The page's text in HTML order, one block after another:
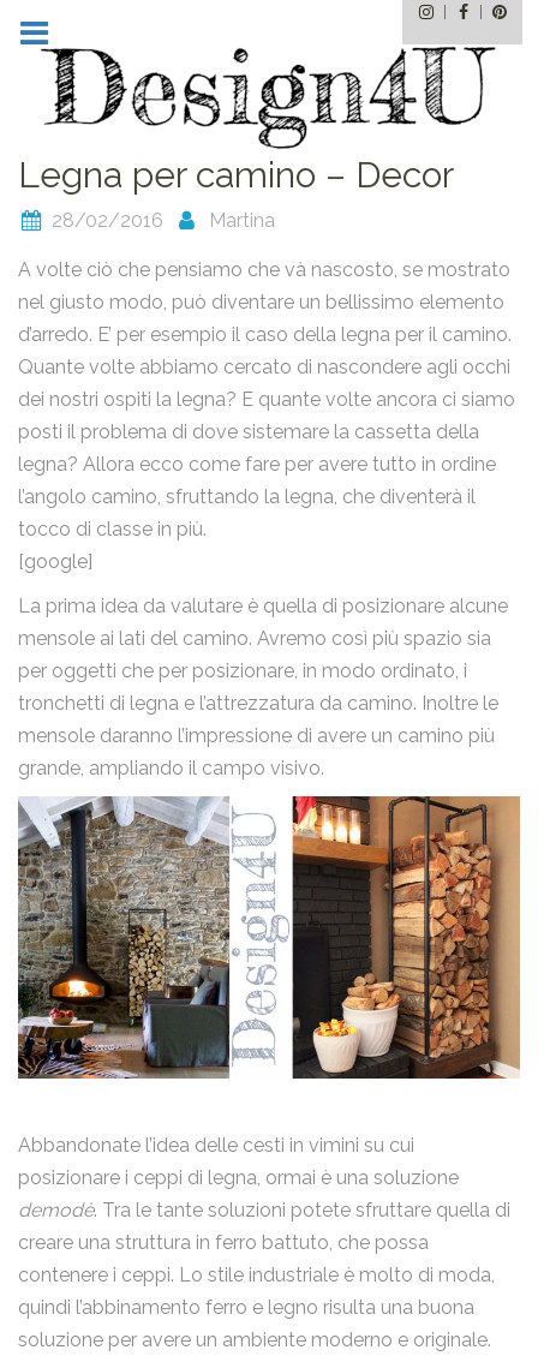
to
content
Instagram
Legna per camino – Decor
28/02/2016 Martina
A volte ciò che pensiamo che và nascosto, se mostrato
nel giusto modo, può diventare un bellissimo elemento
d’arredo. E’ per esempio il caso della legna per il camino.
Quante volte abbiamo cercato di nascondere agli occhi
dei nostri ospiti la legna? E quante volte ancora ci siamo
posti il problema di dove sistemare la cassetta della
legna? Allora ecco come fare per avere tutto in ordine
l’angolo camino, sfruttando la legna, che diventerà il
tocco di classe in più.
[google]
La prima idea da valutare è quella di posizionare alcune
mensole ai lati del camino. Avremo così più spazio sia
per oggetti che per posizionare, in modo ordinato, i
tronchetti di legna e l’attrezzatura da camino. Inoltre le
mensole daranno l’impressione di avere un camino più
grande, ampliando il campo visivo.
Abbandonate l’idea delle cesti in vimini su cui
posizionare i ceppi di legna, ormai è una soluzione
demodè. Tra le tante soluzioni potete sfruttare quella di
creare una struttura in ferro battuto, che possa
contenere i ceppi. Lo stile industriale è molto di moda,
quindi l’abbinamento ferro e legno risulta una buona
soluzione per avere un ambiente moderno e originale.